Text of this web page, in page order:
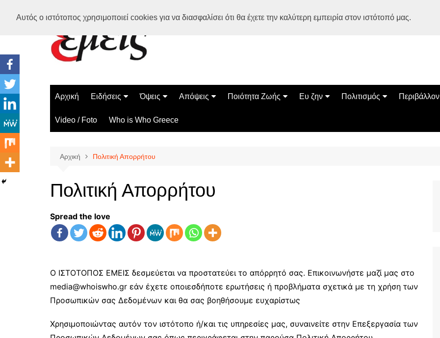
Αυτός ο ιστότοπος χρησιμοποιεί cookies για να διασφαλίσει ότι θα έχετε την καλύτερη εμπειρία στον ιστότοπό μας.
Αρχική Ειδήσεις
Ελλάδα
Διεθνή
Όψεις
Διάστημα
Επιστήμη
Απόψεις
Αρθρογραφία
Ποιότητα Ζωής
Ασκηση
Ευ ζην
Αυτοβελτίωση
Πολιτισμός
Εκδηλώσεις
Περιβάλλον
Οικολογία
Video / Foto Who is Who Greece
Αρχική Πολιτική Απορρήτου
Πολιτική Απορρήτου
Spread the love
O ΙΣΤΟΤΟΠΟΣ ΕΜΕΙΣ δεσμεύεται να προστατεύει το απόρρητό σας. Επικοινωνήστε μαζί μας στο
media@whoiswho.gr εάν έχετε οποιεσδήποτε ερωτήσεις ή προβλήματα σχετικά με τη χρήση των
Προσωπικών σας Δεδομένων και θα σας βοηθήσουμε ευχαρίστως
Χρησιμοποιώντας αυτόν τον ιστότοπο ή/και τις υπηρεσίες μας, συναινείτε στην Επεξεργασία των